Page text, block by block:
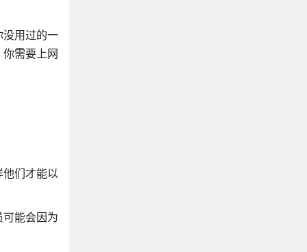
用过的一
需要上网
们才能以
能会因为